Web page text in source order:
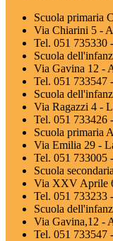
Scuola primaria
Via Chiarini 5 -
Tel. 051 735330
Scuola
Via Gavina 12 -
Tel. 051 733547
Scuola
Via Ragazzi 4 -
Tel. 051 733426
Scuola primaria
Via Emilia 29 -
Tel. 051 733005
Scuola
Via XXV Aprile
Tel. 051 733233
Scuola
Via Gavina,12 -
Tel. 051 733547